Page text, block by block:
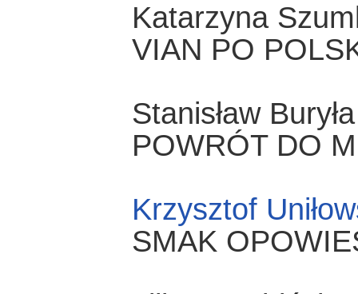
Katarzyna
VIAN PO
Stanisław Buryła
POWRÓT DO
Krzysztof
SMAK